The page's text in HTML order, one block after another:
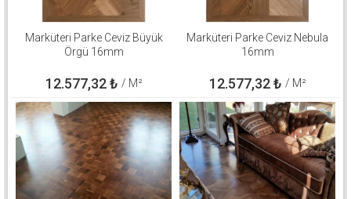
Marküteri Parke Ceviz Büyük
Örgü 16mm
12.577,32₺ / M²
Marküteri Parke Ceviz Nebula
16mm
12.577,32₺ / M²